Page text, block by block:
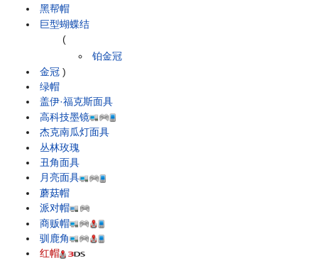
黑帮帽
巨型蝴蝶结
金冠
(
铂金冠
)
绿帽
盖伊·福克斯面具
高科技墨镜
杰克南瓜灯面具
丛林玫瑰
丑角面具
月亮面具
蘑菇帽
派对帽
商贩帽
驯鹿角
红帽